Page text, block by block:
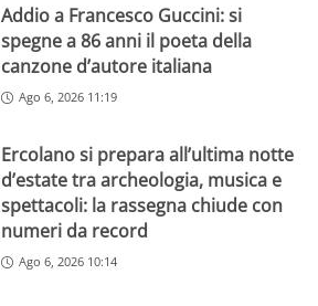
Addio a Francesco Guccini: si
spegne a 86 anni il poeta della
canzone d’autore italiana
Ago 6, 2026 11:19
Ercolano si prepara all’ultima notte
d’estate tra archeologia, musica e
spettacoli: la rassegna chiude con
numeri da record
Ago 6, 2026 10:14